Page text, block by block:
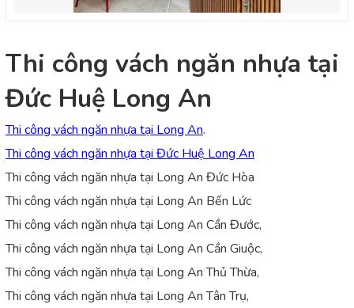
Thi công vách ngăn nhựa tại
Đức Huệ Long An
Thi công vách ngăn nhựa tại Long An.
Thi công vách ngăn nhựa tại Đức Huệ Long An
Thi công vách ngăn nhựa tại Long An Đức Hòa
Thi công vách ngăn nhựa tại Long An Bến Lức
Thi công vách ngăn nhựa tại Long An Cần Đước,
Thi công vách ngăn nhựa tại Long An Cần Giuộc,
Thi công vách ngăn nhựa tại Long An Thủ Thừa,
Thi công vách ngăn nhựa tại Long An Tân Trụ,